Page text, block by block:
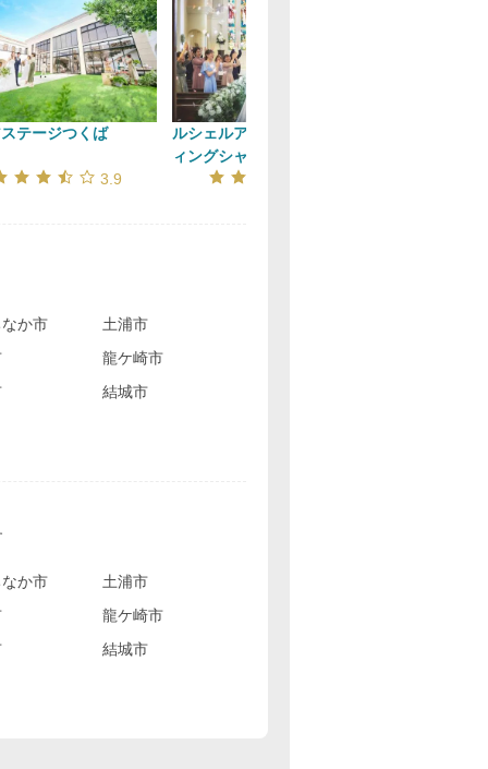
テージつくば
口コミ評価
3.9
ルシェルアンジュ水戸ウエデ
ィングシャト
か市
土浦市
龍ケ崎市
結城市
か市
土浦市
龍ケ崎市
結城市